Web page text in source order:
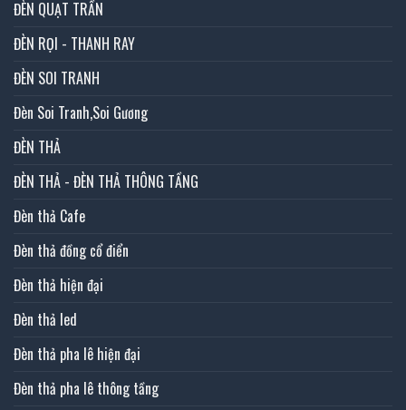
ĐÈN QUẠT TRẦN
ĐÈN RỌI - THANH RAY
ĐÈN SOI TRANH
Đèn Soi Tranh,Soi Gương
ĐÈN THẢ
ĐÈN THẢ - ĐÈN THẢ THÔNG TẦNG
Đèn thả Cafe
Đèn thả đồng cổ điển
Đèn thả hiện đại
Đèn thả led
Đèn thả pha lê hiện đại
Đèn thả pha lê thông tầng